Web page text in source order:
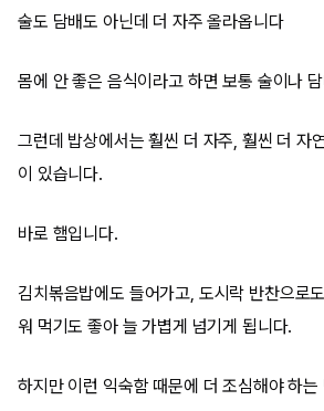
술도 담배도 아닌데 더 자주 올라옵니다
몸에 안 좋은 음식이라고 하면 보통 술이나
그런데 밥상에서는 훨씬 더 자주, 훨씬 더 자
이 있습니다.
바로 햄입니다.
김치볶음밥에도 들어가고, 도시락 반찬으로
워 먹기도 좋아 늘 가볍게 넘기게 됩니다.
하지만 이런 익숙함 때문에 더 조심해야 하